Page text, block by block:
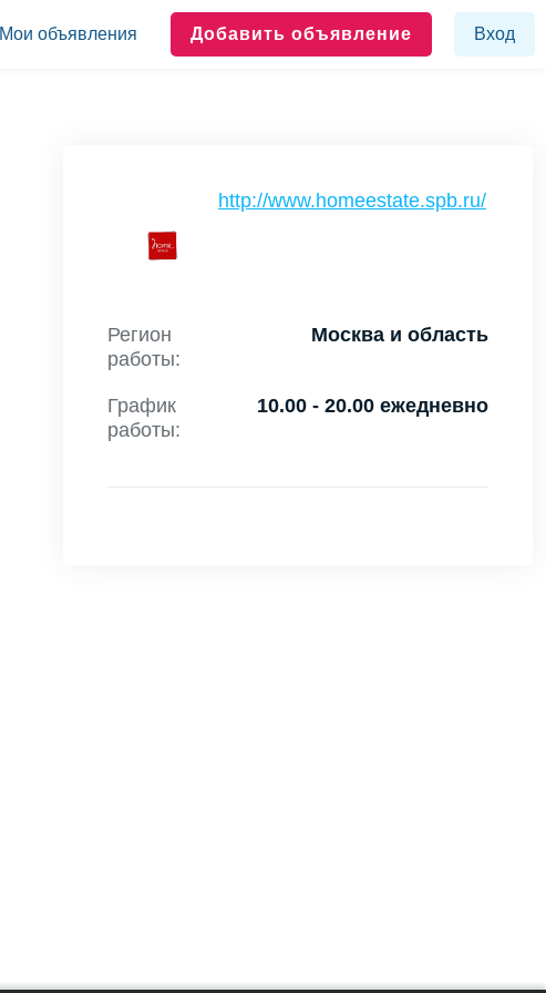
Мои объявления Добавить объявление Вход
http://www.homeestate.spb.ru/
Регион
работы:
Москва и область
График
работы:
10.00 - 20.00 ежедневно